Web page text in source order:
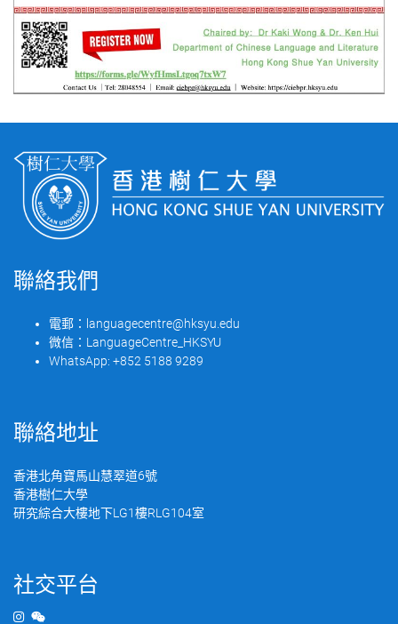
聯絡我們
電郵： languagecentre@hksyu.edu
微信： LanguageCentre_HKSYU
WhatsApp: +852 5188 9289
聯絡地址
香港北角寶馬山慧翠道6號
香港樹仁大學
研究綜合大樓地下LG1樓RLG104室
社交平台